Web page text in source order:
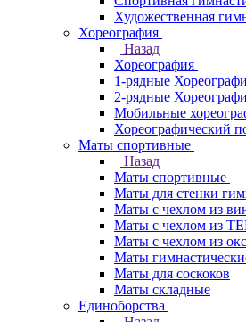
Художественная
Хореография
Назад
Хореография
1-рядные
2-рядные
Мобильные
Хореографический
Маты спортивные
Назад
Маты спортивные
Маты для стенки
Маты с чехлом из
Маты с чехлом из
Маты с чехлом из
Маты
Маты для соскоков
Маты складные
Единоборства